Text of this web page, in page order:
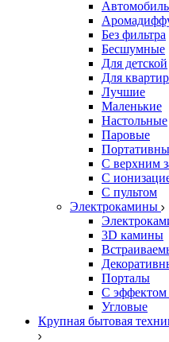
Без фильтра
Бесшумные
Для детской
Для
Лучшие
Маленькие
Настольные
Паровые
С верхним
С
С пультом
Электрокамины
3D камины
Порталы
С эффектом
Угловые
Крупная бытовая